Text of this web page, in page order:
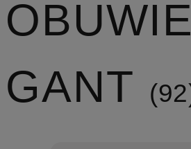
OBUWIE
GANT
92